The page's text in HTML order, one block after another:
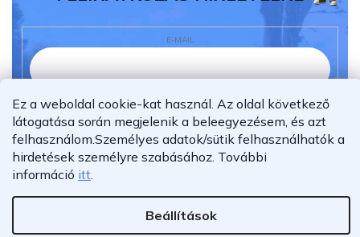
Ez a weboldal cookie-kat használ. Az oldal következő
látogatása során megjelenik a beleegyezésem, és azt
felhasználom.Személyes adatok/sütik felhasználhatók a
hirdetések személyre szabásához. További
információ itt.
Beállítások
E-MAIL
Elolvastam és megértettem azadatvédelmi
nyilatkozatot.
Feliratkozás
Shoptet Premium készítette